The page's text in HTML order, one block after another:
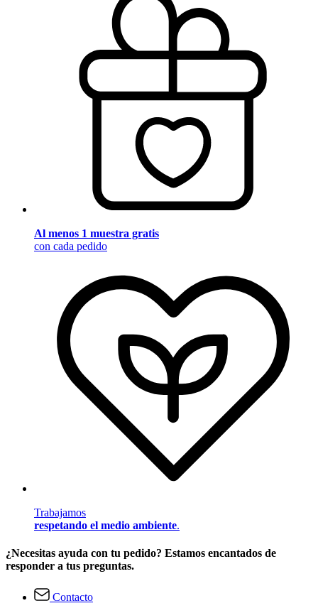
Al menos 1 muestra gratis
con cada pedido
Trabajamos
respetando el medio ambiente.
¿Necesitas ayuda con tu pedido? Estamos encantados de
responder a tus preguntas.
Contacto